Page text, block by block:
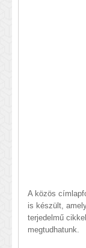
A közös
is készült,
terjedelmű
megtudhatunk.